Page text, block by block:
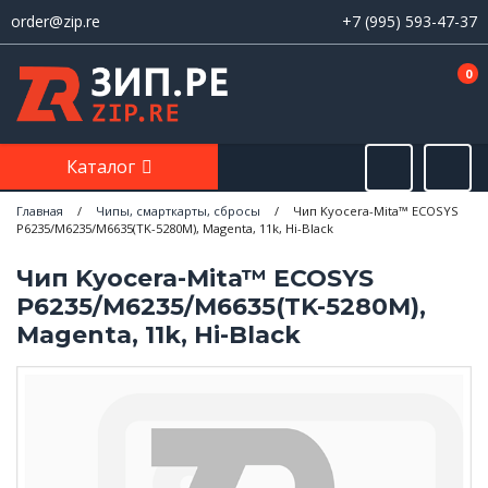
order@zip.re +7 (995) 593-47-37
0
Каталог
Главная / Чипы, смарткарты, сбросы /
Чип Kyocera-Mita™ ECOSYS
P6235/M6235/M6635(TK-5280M), Magenta, 11k, Hi-Black
Чип Kyocera-Mita™ ECOSYS
P6235/M6235/M6635(TK-5280M),
Magenta, 11k, Hi-Black